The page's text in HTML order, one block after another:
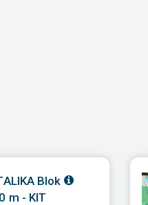
Blok
m - KIT